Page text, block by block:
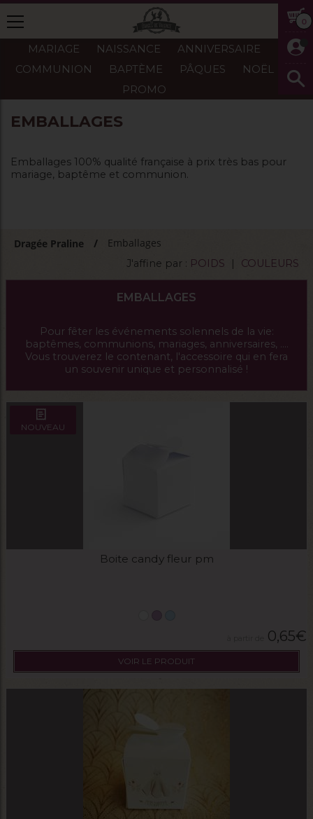
0
MARIAGE NAISSANCE
ANNIVERSAIRE
COMMUNION
BAPTÈME PÂQUES
NOËL
PROMO
EMBALLAGES
Emballages 100% qualité française à prix très bas pour
mariage, baptême et communion.
Dragée Praline Emballages
J'affine par : POIDS | COULEURS
EMBALLAGES
Pour fêter les événements solennels de la vie:
baptêmes, communions, mariages, anniversaires, ....
Vous trouverez le contenant, l'accessoire qui en fera
un souvenir unique et personnalisé !
NOUVEAU
Boite candy fleur pm
0,65€
VOIR LE PRODUIT